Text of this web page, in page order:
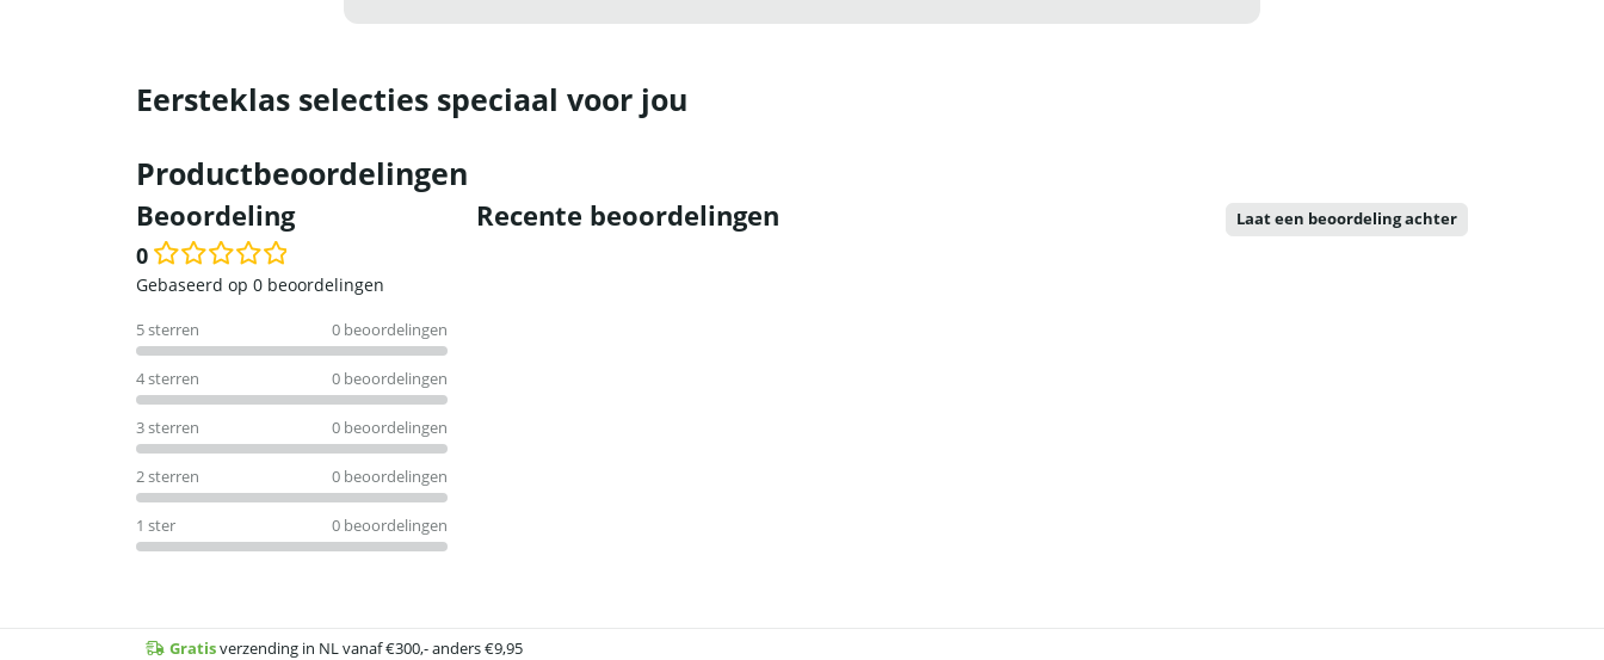
Eersteklas selecties speciaal voor jou
Productbeoordelingen
Beoordeling
0
Waardering
uit
5
Gebaseerd op 0 beoordelingen
5 sterren 0 beoordelingen
4 sterren 0 beoordelingen
3 sterren 0 beoordelingen
2 sterren 0 beoordelingen
1 ster 0 beoordelingen
Recente beoordelingen Laat een beoordeling achter
Gratisverzending in NL vanaf €300,- anders €9,95